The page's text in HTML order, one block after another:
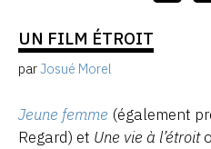
UN FILM ÉTROIT
parJosué Morel
Jeune femme (également
Regard) et Une vie à l’étroit